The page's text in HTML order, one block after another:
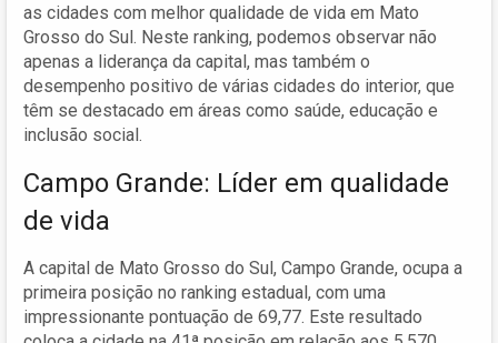
as cidades com melhor qualidade de vida em Mato
Grosso do Sul. Neste ranking, podemos observar não
apenas a liderança da capital, mas também o
desempenho positivo de várias cidades do interior, que
têm se destacado em áreas como saúde, educação e
inclusão social.
Campo Grande: Líder em qualidade
de vida
A capital de Mato Grosso do Sul, Campo Grande, ocupa a
primeira posição no ranking estadual, com uma
impressionante pontuação de 69,77. Este resultado